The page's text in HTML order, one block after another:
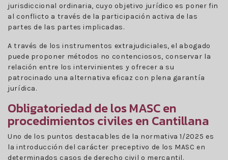
jurisdiccional ordinaria, cuyo objetivo jurídico es poner fin
al conflicto a través de la participación activa de las
partes de las partes implicadas.
A través de los instrumentos extrajudiciales, el abogado
puede proponer métodos no contenciosos, conservar la
relación entre los intervinientes y ofrecer a su
patrocinado una alternativa eficaz con plena garantía
jurídica.
Obligatoriedad de los MASC en
procedimientos civiles en Cantillana
Uno de los puntos destacables de la normativa 1/2025 es
la introducción del carácter preceptivo de los MASC en
determinados casos de derecho civil o mercantil.